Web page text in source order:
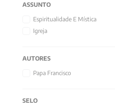
ASSUNTO
Espiritualidade E Mística
Igreja
AUTORES
Papa Francisco
SELO